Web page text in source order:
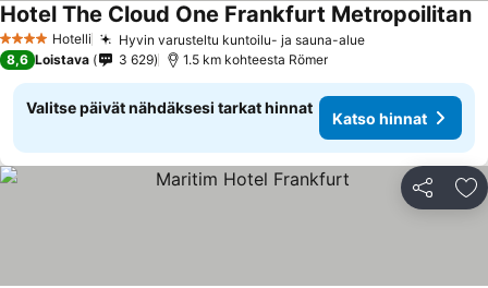
4 Tähtiluokitus
Hotelli Hyvin varusteltu kuntoilu- ja sauna-alueKatso hinnat
Hotel The Cloud One Frankfurt Metropoilitan
8,6 Loistava 3 629 1.5 km kohteesta Römer
Valitse päivät nähdäksesi tarkat hinnat
Katso hinnat
Jaa